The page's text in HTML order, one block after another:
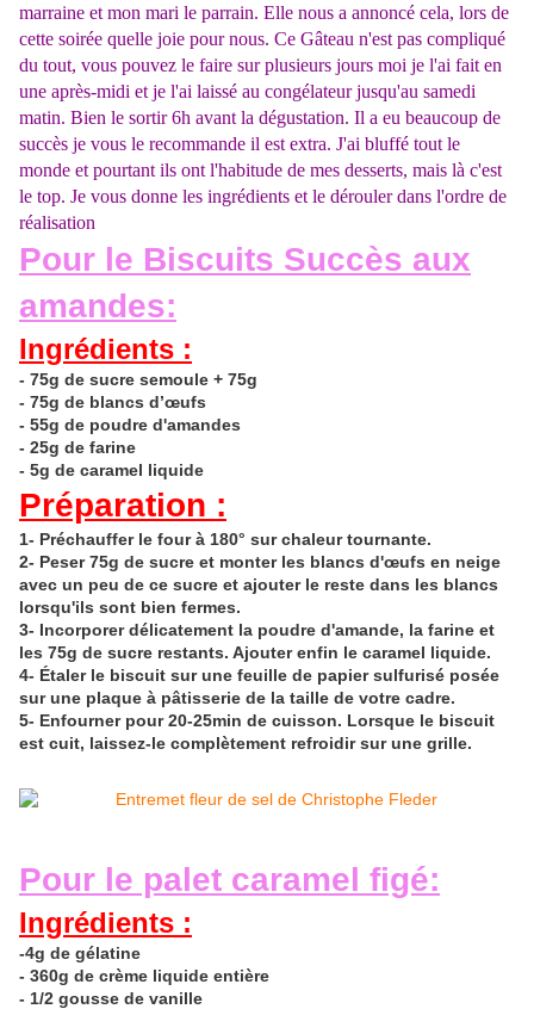
marraine et mon mari le parrain. Elle nous a annoncé cela, lors de
cette soirée quelle joie pour nous. Ce Gâteau n'est pas compliqué
du tout, vous pouvez le faire sur plusieurs jours moi je l'ai fait en
une après-midi et je l'ai laissé au congélateur jusqu'au samedi
matin. Bien le sortir 6h avant la dégustation. Il a eu beaucoup de
succès je vous le recommande il est extra. J'ai bluffé tout le
monde et pourtant ils ont l'habitude de mes desserts, mais là c'est
le top. Je vous donne les ingrédients et le dérouler dans l'ordre de
réalisation
Pour le Biscuits Succès aux
amandes:
Ingrédients :
- 75g de sucre semoule + 75g
- 75g de blancs d’œufs
- 55g de poudre d'amandes
- 25g de farine
- 5g de caramel liquide
Préparation :
1- Préchauffer le four à 180° sur chaleur tournante.
2- Peser 75g de sucre et monter les blancs d'œufs en neige
avec un peu de ce sucre et ajouter le reste dans les blancs
lorsqu'ils sont bien fermes.
3- Incorporer délicatement la poudre d'amande, la farine et
les 75g de sucre restants. Ajouter enfin le caramel liquide.
4- Étalerle biscuit sur une feuille de papier sulfurisé posée
sur une plaque à pâtisserie de la taille de votre cadre.
5- Enfourner pour 20-25min de cuisson. Lorsque le biscuit
est cuit, laissez-le complètement refroidir sur une grille.
Pour le palet caramel figé:
Ingrédients :
-4g de gélatine
- 360g de crème liquide entière
- 1/2 gousse de vanille